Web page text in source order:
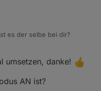
es der selbe bei dir?
umsetzen, danke!
AN ist?